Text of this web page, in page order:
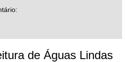
de Águas Lindas